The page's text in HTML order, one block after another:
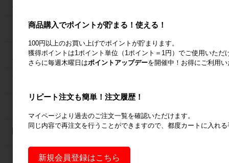
コンベア
台車・手押し台車
保冷カバー・保冷ボックス
商品購入でポイントが貯まる！使える！
100円以上のお買い上げでポイントが貯まります。
獲得ポイントは1ポイント単位（1ポイント＝1円）でご使用いただ
さらに毎週木曜日はポイントアップデーを開催中！お得にご利用
リピート注文も簡単！注文履歴！
マイページより過去のご注文一覧を確認いただけます。
同じ内容で再注文を行うことができますので、都度カートに入れ
新規会員登録はこちら